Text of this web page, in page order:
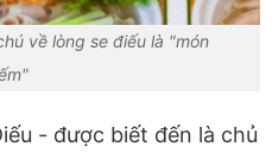
về lòng se điếu là "món
- được biết đến là chủ